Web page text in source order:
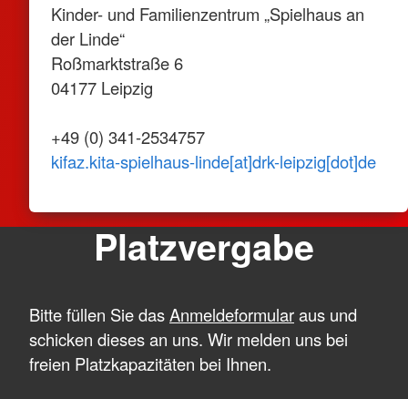
Kinder- und Familienzentrum „Spielhaus an
der Linde“
Roßmarktstraße 6
04177 Leipzig
+49 (0) 341-2534757
kifaz.kita-spielhaus-linde[at]drk-leipzig[dot]de
Platzvergabe
Bitte füllen Sie dasAnmeldeformularaus und
schicken dieses an uns. Wir melden uns bei
freien Platzkapazitäten bei Ihnen.